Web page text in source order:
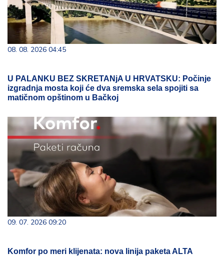
08. 08. 2026 04:45
U PALANKU BEZ SKRETANjA U HRVATSKU: Počinje
izgradnja mosta koji će dva sremska sela spojiti sa
matičnom opštinom u Bačkoj
09. 07. 2026 09:20
Komfor po meri klijenata: nova linija paketa ALTA